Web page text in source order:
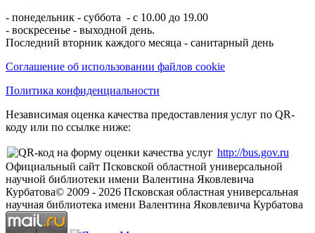
- понедельник - суббота - с 10.00 до 19.00
- воскресенье - выходной день.
Последний вторник каждого месяца - санитарный день
Соглашение об использовании файлов cookie
Политика конфиденциальности
Независимая оценка качества предоставления услуг по QR-
коду или по ссылке ниже:
http://bus.gov.ru
Официальный сайт Псковской областной универсальной
научной библиотеки имени Валентина Яковлевича
Курбатова© 2009 - 2026 Псковская областная универсальная
научная библиотека имени Валентина Яковлевича Курбатова